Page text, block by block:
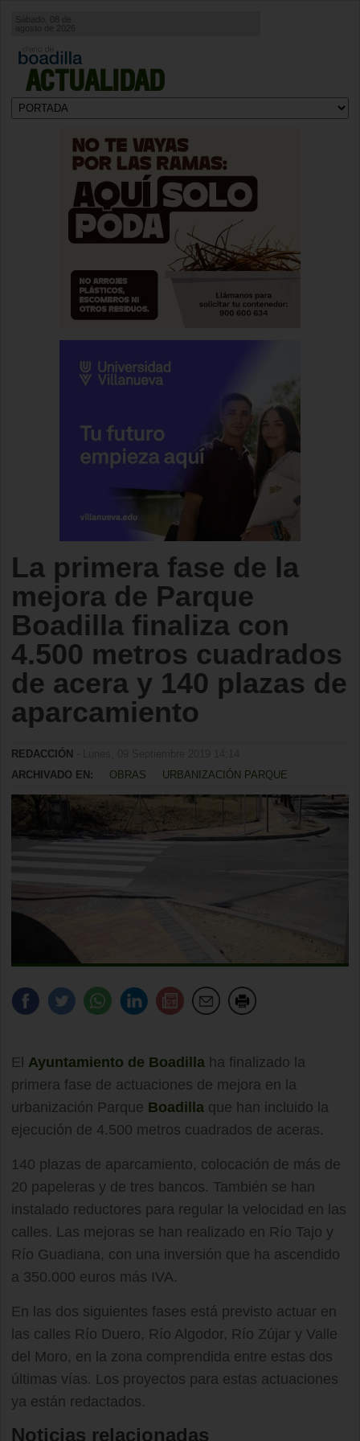
ACTUALIDAD
Sábado, 08 de
agosto de 2026
La primera fase de la
mejora de Parque
Boadilla finaliza con
4.500 metros cuadrados
de acera y 140 plazas de
aparcamiento
REDACCIÓN
ARCHIVADO EN:
OBRAS URBANIZACIÓN PARQUE
El Ayuntamiento de Boadilla ha finalizado la
primera fase de actuaciones de mejora en la
urbanización Parque Boadilla que han incluido la
ejecución de 4.500 metros cuadrados de aceras.
140 plazas de aparcamiento, colocación de más de
20 papeleras y de tres bancos. También se han
instalado reductores para regular la velocidad en las
calles. Las mejoras se han realizado en Río Tajo y
Río Guadiana, con una inversión que ha ascendido
a 350.000 euros más IVA.
En las dos siguientes fases está previsto actuar en
las calles Río Duero, Río Algodor, Río Zújar y Valle
del Moro, en la zona comprendida entre estas dos
últimas vías. Los proyectos para estas actuaciones
ya están redactados.
Noticias relacionadas